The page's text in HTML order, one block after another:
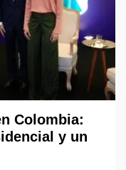
Colombia:
y un